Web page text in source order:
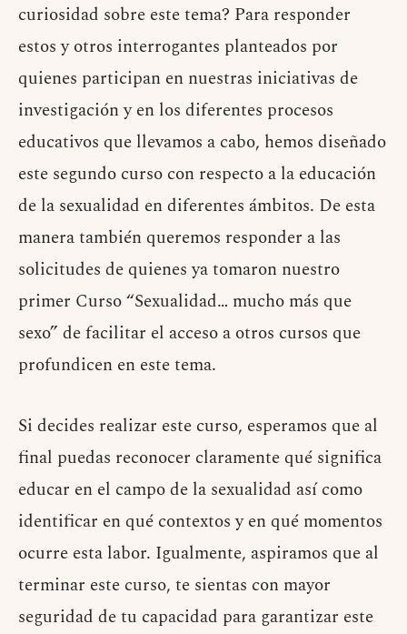
curiosidad sobre este tema? Para responder
estos y otros interrogantes planteados por
quienes participan en nuestras iniciativas de
investigación y en los diferentes procesos
educativos que llevamos a cabo, hemos diseñado
este segundo curso con respecto a la educación
de la sexualidad en diferentes ámbitos. De esta
manera también queremos responder a las
solicitudes de quienes ya tomaron nuestro
primer Curso “Sexualidad… mucho más que
sexo” de facilitar el acceso a otros cursos que
profundicen en este tema.
Si decides realizar este curso, esperamos que al
final puedas reconocer claramente qué significa
educar en el campo de la sexualidad así como
identificar en qué contextos y en qué momentos
ocurre esta labor. Igualmente, aspiramos que al
terminar este curso, te sientas con mayor
seguridad de tu capacidad para garantizar este